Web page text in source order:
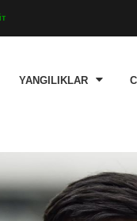
YANGILIKLAR